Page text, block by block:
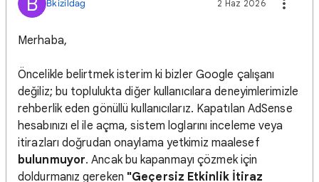
Bkizildag 2 Haz 2026
Merhaba,
Öncelikle belirtmek isterim ki bizler Google çalışanı
değiliz; bu toplulukta diğer kullanıcılara deneyimlerimizle
rehberlik eden gönüllü kullanıcılarız. Kapatılan AdSense
hesabınızı el ile açma, sistem loglarını inceleme veya
itirazları doğrudan onaylama yetkimiz maalesef
bulunmuyor. Ancak bu kapanmayı çözmek için
doldurmanız gereken "Geçersiz Etkinlik İtiraz